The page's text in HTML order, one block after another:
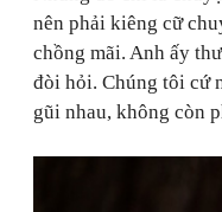
nên phải kiêng cữ
chồng mãi. Anh ấy
đòi hỏi. Chúng tôi cứ
gũi nhau, không còn